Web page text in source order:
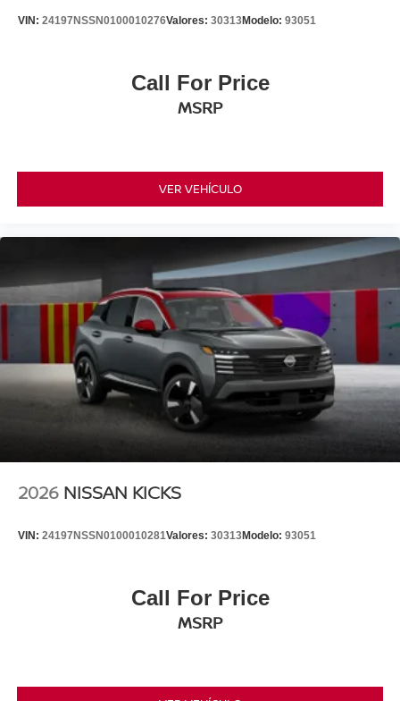
VIN: 24197NSSN0100010276Valores: 30313Modelo: 93051
Call For Price
MSRP
VER VEHÍCULO
2026 NISSAN KICKS
VIN: 24197NSSN0100010281Valores: 30313Modelo: 93051
Call For Price
MSRP